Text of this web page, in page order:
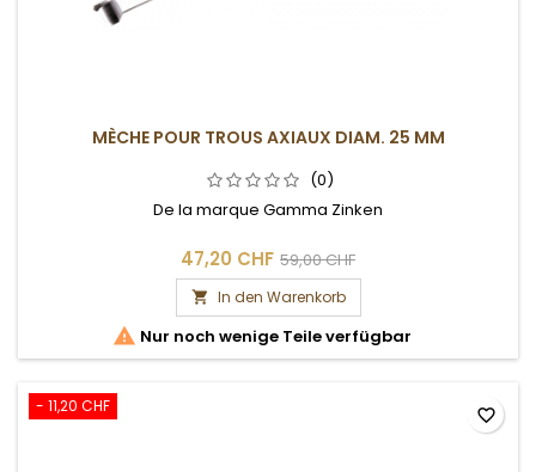
MÈCHE POUR TROUS AXIAUX DIAM. 25 MM
(0)
De la marque Gamma Zinken
47,20 CHF 59,00 CHF
 In den Warenkorb
 Nur noch wenige Teile verfügbar
- 11,20 CHF favorite_border